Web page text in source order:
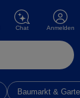
Chat Anmelden
Baumarkt &